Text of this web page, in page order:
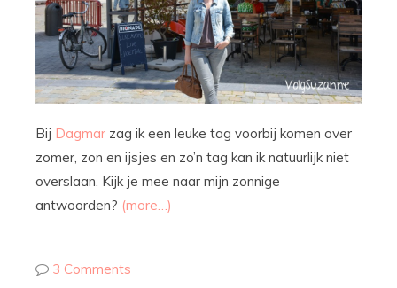
Bij Dagmar zag ik een leuke tag voorbij komen over
zomer, zon en ijsjes en zo’n tag kan ik natuurlijk niet
overslaan. Kijk je mee naar mijn zonnige
antwoorden? (more…)
3 Comments